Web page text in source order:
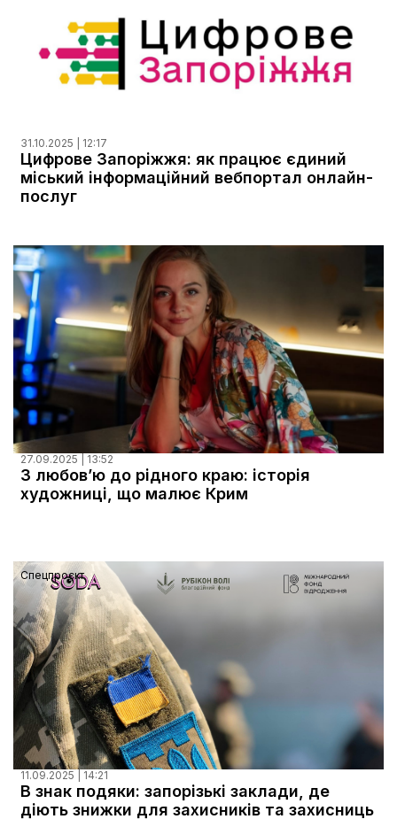
31.10.2025 | 12:17
Цифрове Запоріжжя: як працює єдиний
міський інформаційний вебпортал онлайн-
послуг
27.09.2025 | 13:52
З любов’ю до рідного краю: історія
художниці, що малює Крим
Спецпроєкт
11.09.2025 | 14:21
В знак подяки: запорізькі заклади, де
діють знижки для захисників та захисниць